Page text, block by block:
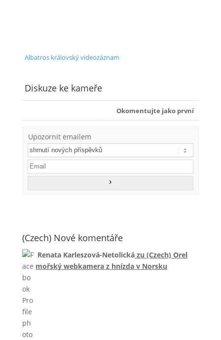
Albatros královský videozáznam
Diskuze ke kameře
Okomentujte jako první
Upozornit emailem
(Czech) Nové komentáře
Renata Karleszová-Netolická zu(Czech) Orel
mořský webkamera z hnízda v Norsku